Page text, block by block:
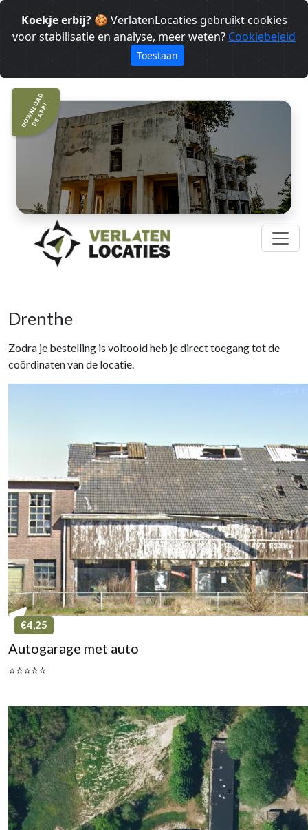
Koekje erbij?🍪 VerlatenLocaties gebruikt cookies
voor stabilisatie en analyse, meer weten? Cookiebeleid
Toestaan
DOWNLOAD
DE APP!
Drenthe
Zodra je bestelling is voltooid heb je direct toegang tot de
coördinaten van de locatie.
€4,25
Autogarage met auto
⭐⭐⭐⭐⭐